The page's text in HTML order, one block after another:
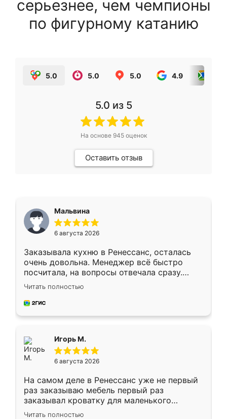
серьезнее, чем чемпионы
по фигурному катанию
5.0 5.0 5.0 4.9
5.0 из 5
На основе 945оценок
Оставить отзыв
Мальвина
6 августа 2026
Заказывала кухню в Ренессанс, осталась
очень довольна. Менеджер всё быстро
посчитала, на вопросы отвечала сразу.
Замерщик приехал в субботу, подошёл к
делу со всей ответственностью. Собрали
за день, ребята работали аккуратно, даже
Читать полностью
Игорь М.
6 августа 2026
На самом деле в Ренессанс уже не первый
раз заказываю мебель первый раз
заказывал кроватку для маленького
ребёнка при его рождении ,во второй раз
Читать полностью